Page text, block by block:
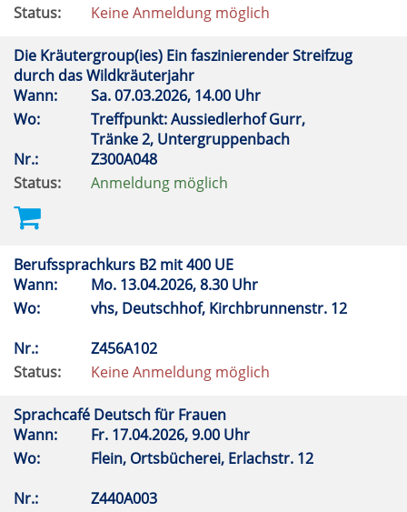
Status:
Keine Anmeldung möglich
Die Kräutergroup(ies) Ein faszinierender Streifzug
durch das Wildkräuterjahr
Wann:
Sa.07.03.2026, 14.00 Uhr
Wo:
Treffpunkt: Aussiedlerhof Gurr,
Tränke 2, Untergruppenbach
Nr.:
Z300A048
Status:
Anmeldung möglich
Berufssprachkurs B2 mit 400 UE
Wann:
Mo. 13.04.2026, 8.30 Uhr
Wo:
vhs, Deutschhof, Kirchbrunnenstr. 12
Nr.:
Z456A102
Status:
Keine Anmeldung möglich
Sprachcafé Deutsch für Frauen
Wann:
Fr. 17.04.2026, 9.00 Uhr
Wo:
Flein, Ortsbücherei, Erlachstr. 12
Nr.:
Z440A003